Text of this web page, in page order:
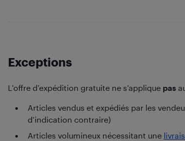
Exceptions
L’offre d’expédition gratuite ne s’applique pas
Articles vendus et expédiés par les
d’indication contraire)
Articles volumineux nécessitant une